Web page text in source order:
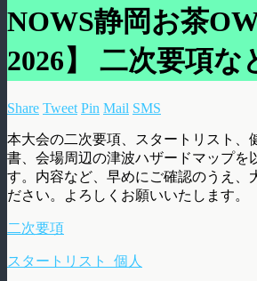
NOWS静岡お茶
2026】 二次要項な
Share Tweet Pin Mail SMS
本大会の二次要項、スタートリスト、
書、会場周辺の津波ハザードマップを
す。内容など、早めにご確認のうえ、
ださい。よろしくお願いいたします。
二次要項
スタートリスト_個人